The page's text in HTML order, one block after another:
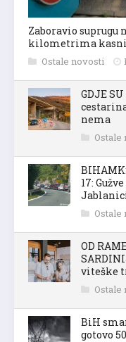
Zaboravio suprugu
kilometrima
Ostale novosti
GDJE
nema
Ostale
17:
Ostale
OD
viteške
Ostale
BiH
gotovo